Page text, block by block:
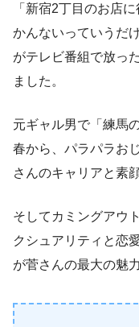
「新宿2丁目のお店
かんないっていうだ
がテレビ番組で放っ
ました。
元ギャル男で「練馬
春から、パラパラお
さんのキャリアと素
そしてカミングアウ
クシュアリティと恋
が菅さんの最大の魅